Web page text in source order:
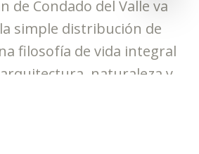
de Condado del Valle va
simple distribución de
filosofía de vida integral
naturaleza y